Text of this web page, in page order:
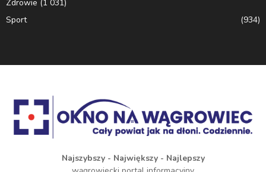
Zdrowie (1 031)
Sport
(934)
Najszybszy - Największy - Najlepszy